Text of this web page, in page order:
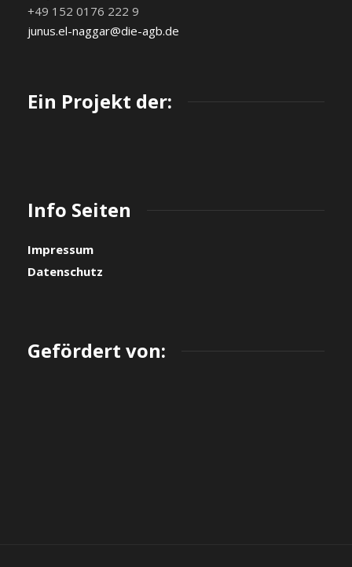
+49 152 0176 222 9
junus.el-naggar@die-agb.de
Ein Projekt der:
Info Seiten
Impressum
Datenschutz
Gefördert von: